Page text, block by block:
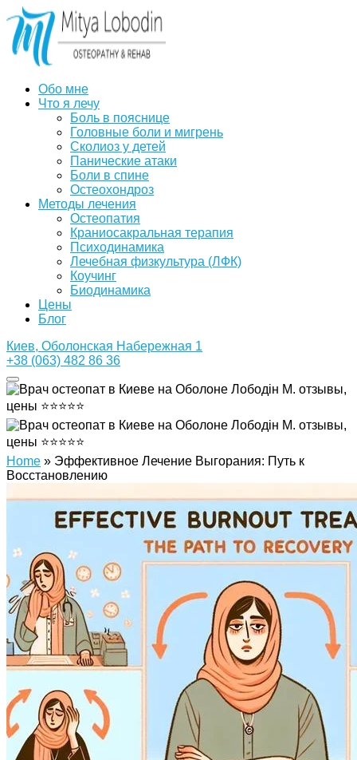
Обо мне
Что я лечу
Боль в пояснице
Головные боли и мигрень
Сколиоз у детей
Панические атаки
Боли в спине
Остеохондроз
Методы лечения
Остеопатия
Краниосакральная терапия
Психодинамика
Лечебная физкультура (ЛФК)
Коучинг
Биодинамика
Цены
Блог
Киев, Оболонская Набережная 1
+38 (063) 482 86 36
Home » Эффективное Лечение Выгорания: Путь к
Восстановлению